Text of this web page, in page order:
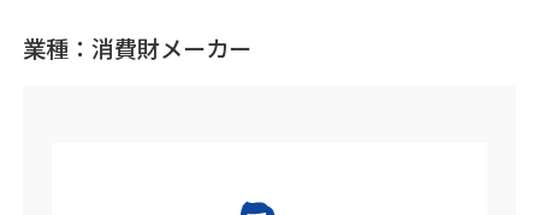
業種：消費財メーカー